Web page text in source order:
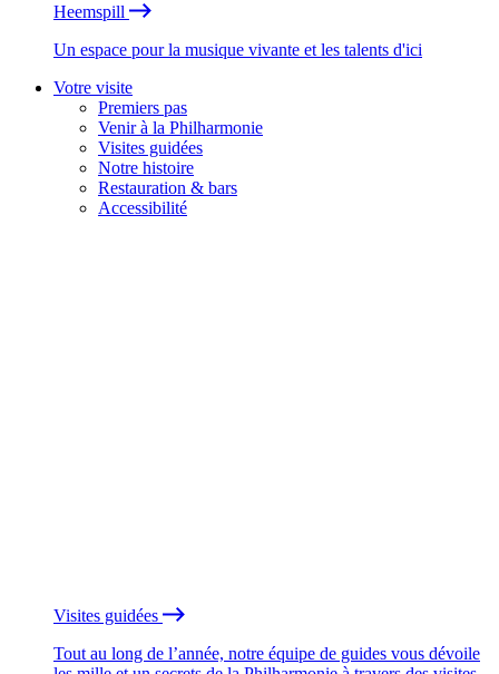
Heemspill
Un espace pour la musique vivante et les talents d'ici
Votre visite
Premiers pas
Venir à la Philharmonie
Visites guidées
Notre histoire
Restauration & bars
Accessibilité
Visites guidées
Tout au long de l’année, notre équipe de guides vous dévoile